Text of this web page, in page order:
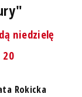
niedzielę
20
Rokicka